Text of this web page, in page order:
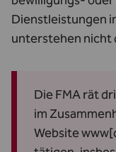
Dienstleistungen
unterstehen nicht
Die FMA rät
im
Website